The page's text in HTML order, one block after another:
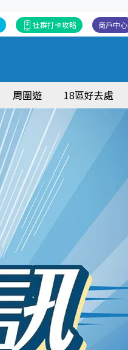
商戶中心
社群打卡攻略
周圍遊 18區好去處